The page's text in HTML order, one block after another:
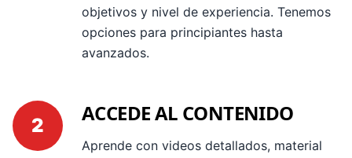
objetivos y nivel de experiencia. Tenemos
opciones para principiantes hasta
avanzados.
2 ACCEDE AL CONTENIDO
Aprende con videos detallados, material